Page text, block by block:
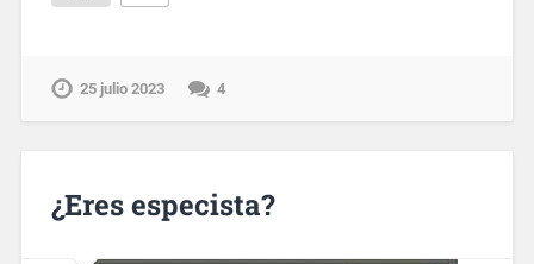
25 julio 2023 4
¿Eres especista?